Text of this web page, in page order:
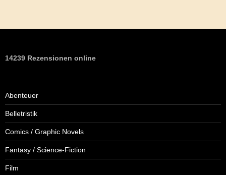
14239 Rezensionen online
Abenteuer
Belletristik
Comics / Graphic Novels
Fantasy / Science-Fiction
Film